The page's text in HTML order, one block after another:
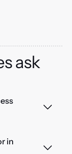
ask
in